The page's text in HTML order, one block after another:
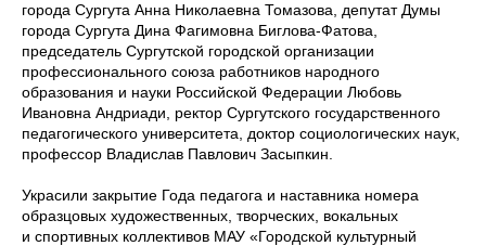
города Сургута Анна Николаевна Томазова, депутат Думы
города Сургута Дина Фагимовна Биглова-Фатова,
председатель Сургутской городской организации
профессионального союза работников народного
образования и науки Российской Федерации Любовь
Ивановна Андриади, ректор Сургутского государственного
педагогического университета, доктор социологических наук,
профессор Владислав Павлович Засыпкин.
Украсили закрытие Года педагога и наставника номера
образцовых художественных, творческих, вокальных
и спортивных коллективов МАУ «Городской культурный